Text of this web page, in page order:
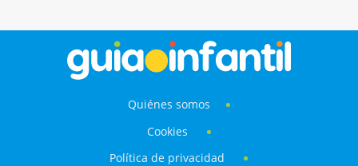
Quiénes somos
Cookies
Política de privacidad